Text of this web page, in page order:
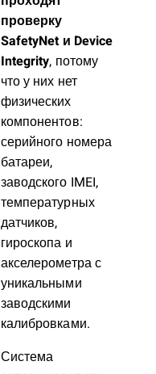
проверку
SafetyNet и Device
Integrity, потому
что у них нет
физических
компонентов:
серийного номера
батареи,
заводского IMEI,
температурных
датчиков,
гироскопа и
акселерометра с
уникальными
заводскими
калибровками.
Система